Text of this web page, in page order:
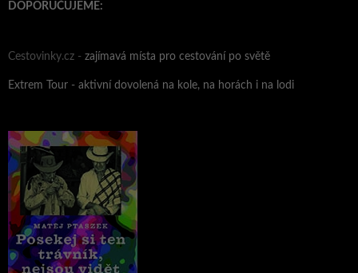
DOPORUČUJEME:
Cestovinky.cz - zajímavá místa pro cestování po světě
Extrem Tour - aktivní dovolená na kole, na horách i na lodi